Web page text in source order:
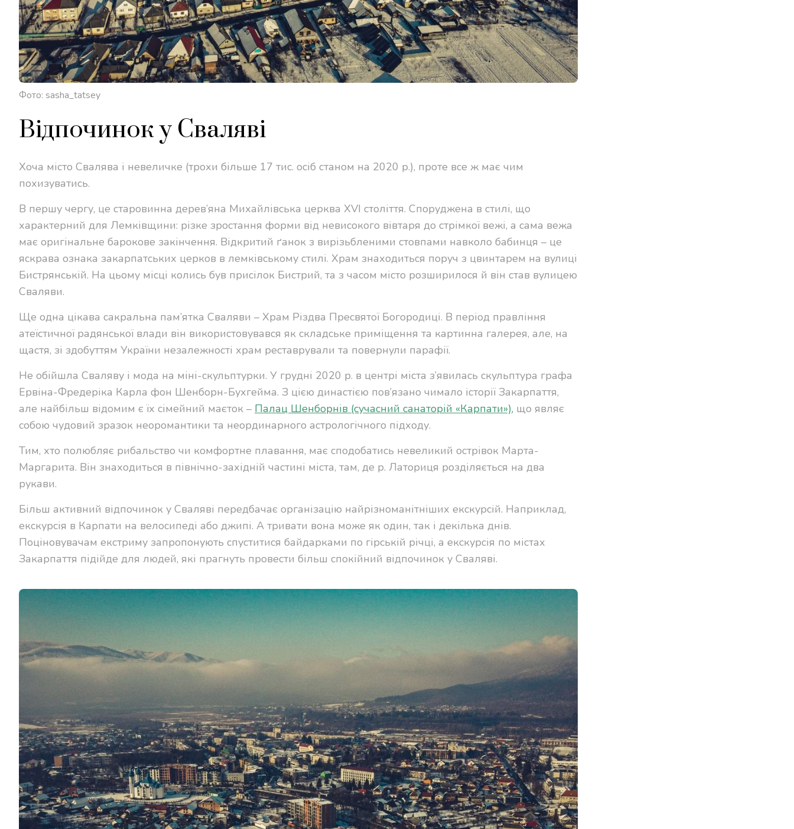
Фото: sasha_tatsey
Відпочинок у Сваляві
Хоча місто Свалява і невеличке (трохи більше 17 тис. осіб станом на 2020 р.), проте все ж має чим
похизуватись.
В першу чергу, це старовинна дерев’яна Михайлівська церква XVI століття. Споруджена в стилі, що
характерний для Лемківщини: різке зростання форми від невисокого вівтаря до стрімкої вежі, а сама вежа
має оригінальне барокове закінчення. Відкритий ґанок з вирізьбленими стовпами навколо бабинця – це
яскрава ознака закарпатських церков в лемківському стилі. Храм знаходиться поруч з цвинтарем на вулиці
Бистрянській. На цьому місці колись був присілок Бистрий, та з часом місто розширилося й він став вулицею
Сваляви.
Ще одна цікава сакральна пам’ятка Сваляви – Храм Різдва Пресвятої Богородиці. В період правління
атеїстичної радянської влади він використовувався як складське приміщення та картинна галерея, але, на
щастя, зі здобуттям України незалежності храм реставрували та повернули парафії.
Не обійшла Сваляву і мода на міні-скульптурки. У грудні 2020 р. в центрі міста з’явилась скульптура графа
Ервіна-Фредеріка Карла фон Шенборн-Бухгейма. З цією династією пов’язано чимало історії Закарпаття,
але найбільш відомим є їх сімейний маєток – Палац Шенборнів (сучасний санаторій «Карпати»), що являє
собою чудовий зразок неоромантики та неординарного астрологічного підходу.
Тим, хто полюбляє рибальство чи комфортне плавання, має сподобатись невеликий острівок Марта-
Маргарита. Він знаходиться в північно-західній частині міста, там, де р. Латориця розділяється на два
рукави.
Більш активний відпочинок у Сваляві передбачає організацію найрізноманітніших екскурсій. Наприклад,
екскурсія в Карпати на велосипеді або джипі. А тривати вона може як один, так і декілька днів.
Поціновувачам екстриму запропонують спуститися байдарками по гірській річці, а екскурсія по містах
Закарпаття підійде для людей, які прагнуть провести більш спокійний відпочинок у Сваляві.